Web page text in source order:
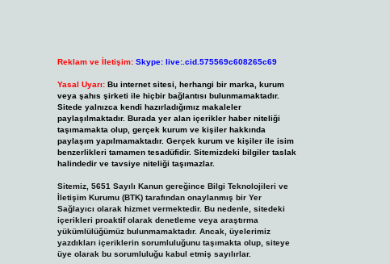
Reklam ve İletişim: Skype: live:.cid.575569c608265c69
Yasal Uyarı: Bu internet sitesi, herhangi bir marka, kurum
veya şahıs şirketi ile hiçbir bağlantısı bulunmamaktadır.
Sitede yalnızca kendi hazırladığımız makaleler
paylaşılmaktadır. Burada yer alan içerikler haber niteliği
taşımamakta olup, gerçek kurum ve kişiler hakkında
paylaşım yapılmamaktadır. Gerçek kurum ve kişiler ile isim
benzerlikleri tamamen tesadüfidir. Sitemizdeki bilgiler taslak
halindedir ve tavsiye niteliği taşımazlar.
Sitemiz, 5651 Sayılı Kanun gereğince Bilgi Teknolojileri ve
İletişim Kurumu (BTK) tarafından onaylanmış bir Yer
Sağlayıcı olarak hizmet vermektedir. Bu nedenle, sitedeki
içerikleri proaktif olarak denetleme veya araştırma
yükümlülüğümüz bulunmamaktadır. Ancak, üyelerimiz
yazdıkları içeriklerin sorumluluğunu taşımakta olup, siteye
üye olarak bu sorumluluğu kabul etmiş sayılırlar.